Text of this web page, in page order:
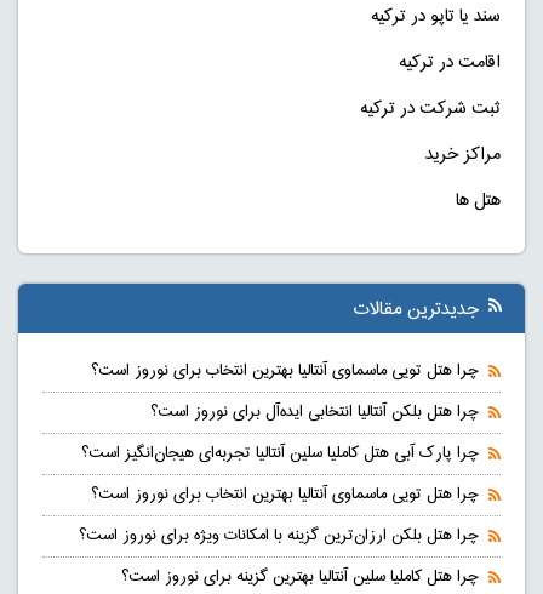
سند یا تاپو در ترکیه
اقامت در ترکیه
ثبت شرکت در ترکیه
مراکز خرید
هتل ها
جدیدترین مقالات
چرا هتل تویی ماسماوی آنتالیا بهترین انتخاب برای نوروز است؟
چرا هتل بلکن آنتالیا انتخابی ایده‌آل برای نوروز است؟
چرا پارک آبی هتل کاملیا سلین آنتالیا تجربه‌ای هیجان‌انگیز است؟
چرا هتل تویی ماسماوی آنتالیا بهترین انتخاب برای نوروز است؟
چرا هتل بلکن ارزان‌ترین گزینه با امکانات ویژه برای نوروز است؟
چرا هتل کاملیا سلین آنتالیا بهترین گزینه برای نوروز است؟